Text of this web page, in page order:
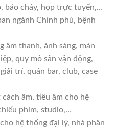
báo cháy, họp trực tuyến,…
ngành Chính phủ, bệnh
âm thanh, ánh sáng, màn
quy mô sân vận động,
trí, quán bar, club, case
âm, tiêu âm cho hệ
phim, studio,…
hệ thống đại lý, nhà phân